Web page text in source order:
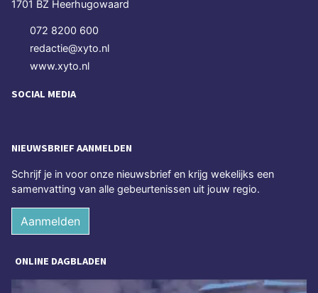
1701 BZ Heerhugowaard
072 8200 600
redactie@xyto.nl
www.xyto.nl
SOCIAL MEDIA
NIEUWSBRIEF AANMELDEN
Schrijf je in voor onze nieuwsbrief en krijg wekelijks een
samenvatting van alle gebeurtenissen uit jouw regio.
Aanmelden
ONLINE DAGBLADEN